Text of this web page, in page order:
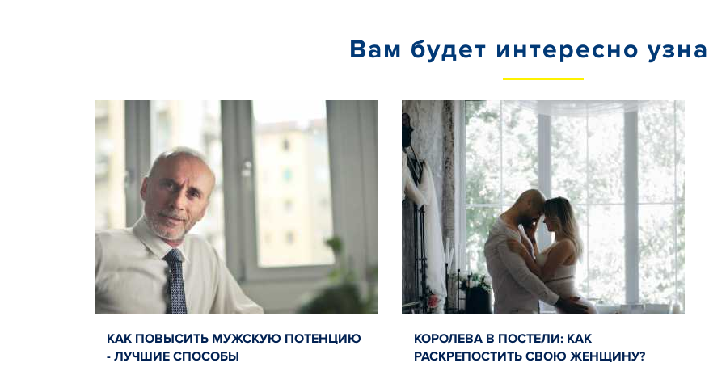
Вам будет интересно
КАК ПОВЫСИТЬ МУЖСКУЮ ПОТЕНЦИЮ
- ЛУЧШИЕ СПОСОБЫ
КОРОЛЕВА В ПОСТЕЛИ: КАК
РАСКРЕПОСТИТЬ СВОЮ ЖЕНЩИНУ?